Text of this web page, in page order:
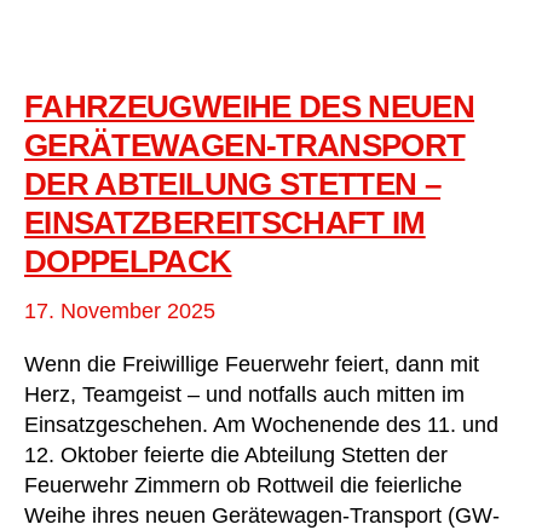
FAHRZEUGWEIHE DES NEUEN
GERÄTEWAGEN-TRANSPORT
DER ABTEILUNG STETTEN –
EINSATZBEREITSCHAFT IM
DOPPELPACK
17. November 2025
Wenn die Freiwillige Feuerwehr feiert, dann mit
Herz, Teamgeist – und notfalls auch mitten im
Einsatzgeschehen. Am Wochenende des 11. und
12. Oktober feierte die Abteilung Stetten der
Feuerwehr Zimmern ob Rottweil die feierliche
Weihe ihres neuen Gerätewagen-Transport (GW-